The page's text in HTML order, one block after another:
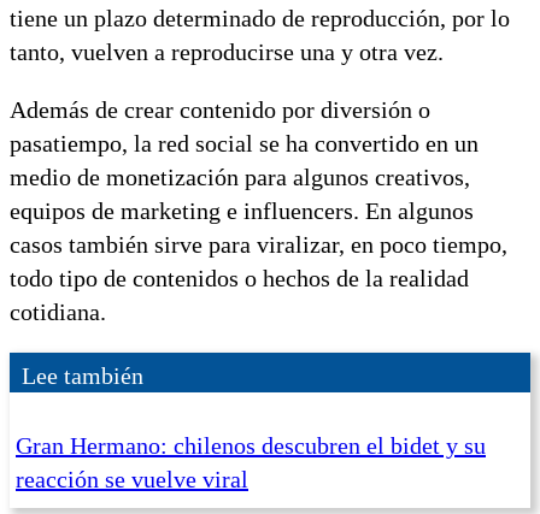
tiene un plazo determinado de reproducción, por lo
tanto, vuelven a reproducirse una y otra vez.
Además de crear contenido por diversión o
pasatiempo, la red social se ha convertido en un
medio de monetización para algunos creativos,
equipos de marketing e influencers. En algunos
casos también sirve para viralizar, en poco tiempo,
todo tipo de contenidos o hechos de la realidad
cotidiana.
Lee también
Gran Hermano: chilenos descubren el bidet y su
reacción se vuelve viral